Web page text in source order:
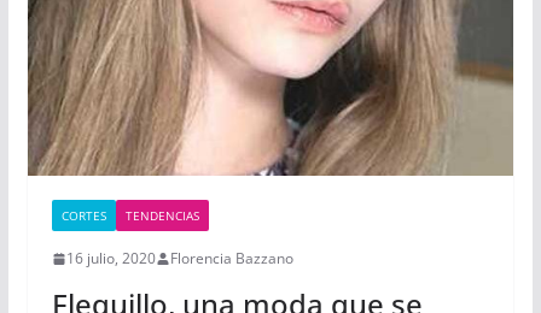
CORTES TENDENCIAS
16 julio, 2020 Florencia Bazzano
Flequillo, una moda que se